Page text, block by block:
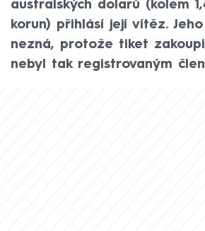
australských dolarů (kolem
korun) přihlásí její vítěz.
nezná, protože tiket
nebyl tak registrovaným